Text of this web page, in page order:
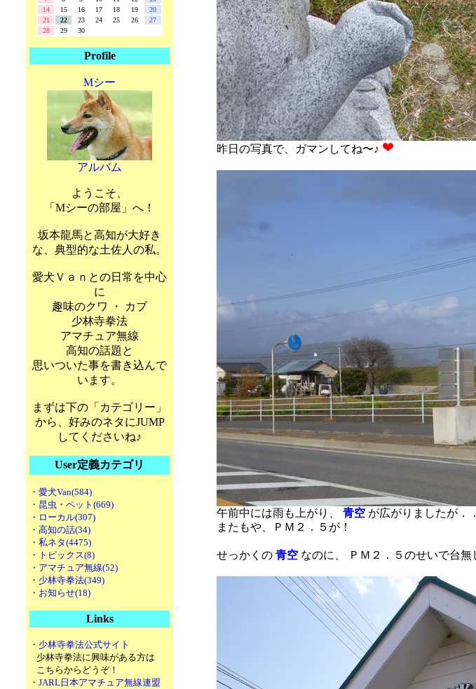
14
15 16 17 18 19
20
21
22 23 24 25 26
27
28
29 30
Profile
Mシー
アルバム
ようこそ、
「Mシーの部屋」へ！
坂本龍馬と高知が大好き
な、典型的な土佐人の私。
愛犬Ｖａｎとの日常を中心
に
趣味のクワ ・ カブ
少林寺拳法
アマチュア無線
高知の話題と
思いついた事を書き込んで
います。
まずは下の「カテゴリー」
から、好みのネタにJUMP
してくださいね♪
User定義カテゴリ
・愛犬Van(584)
・昆虫・ペット(669)
・ローカル(307)
・高知の話(34)
・私ネタ(4475)
・トピックス(8)
・アマチュア無線(52)
・少林寺拳法(349)
・お知らせ(18)
Links
・少林寺拳法公式サイト
少林寺拳法に興味がある方は
こちらからどうぞ！
・JARL日本アマチュア無線連盟
昨日の写真で、ガマンしてね〜♪
午前中には雨も上がり、 青空 が広がりましたが．
またもや、ＰＭ２．５が！
せっかくの 青空 なのに、 ＰＭ２．５のせいで台無